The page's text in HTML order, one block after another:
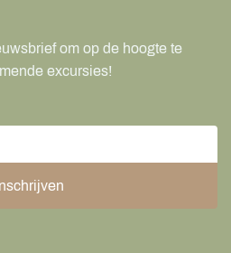
om op de hoogte te
excursies!